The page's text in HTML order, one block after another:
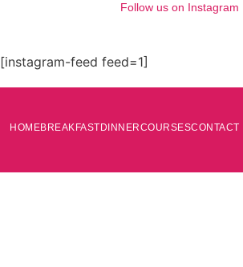
Follow us on Instagram
[instagram-feed feed=1]
HOMEBREAKFASTDINNERCOURSESCONTACT